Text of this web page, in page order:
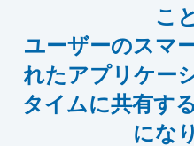
こ
ユーザーのスマ
れたアプリケー
タイムに共有す
にな